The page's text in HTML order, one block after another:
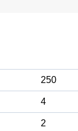
250
4
2